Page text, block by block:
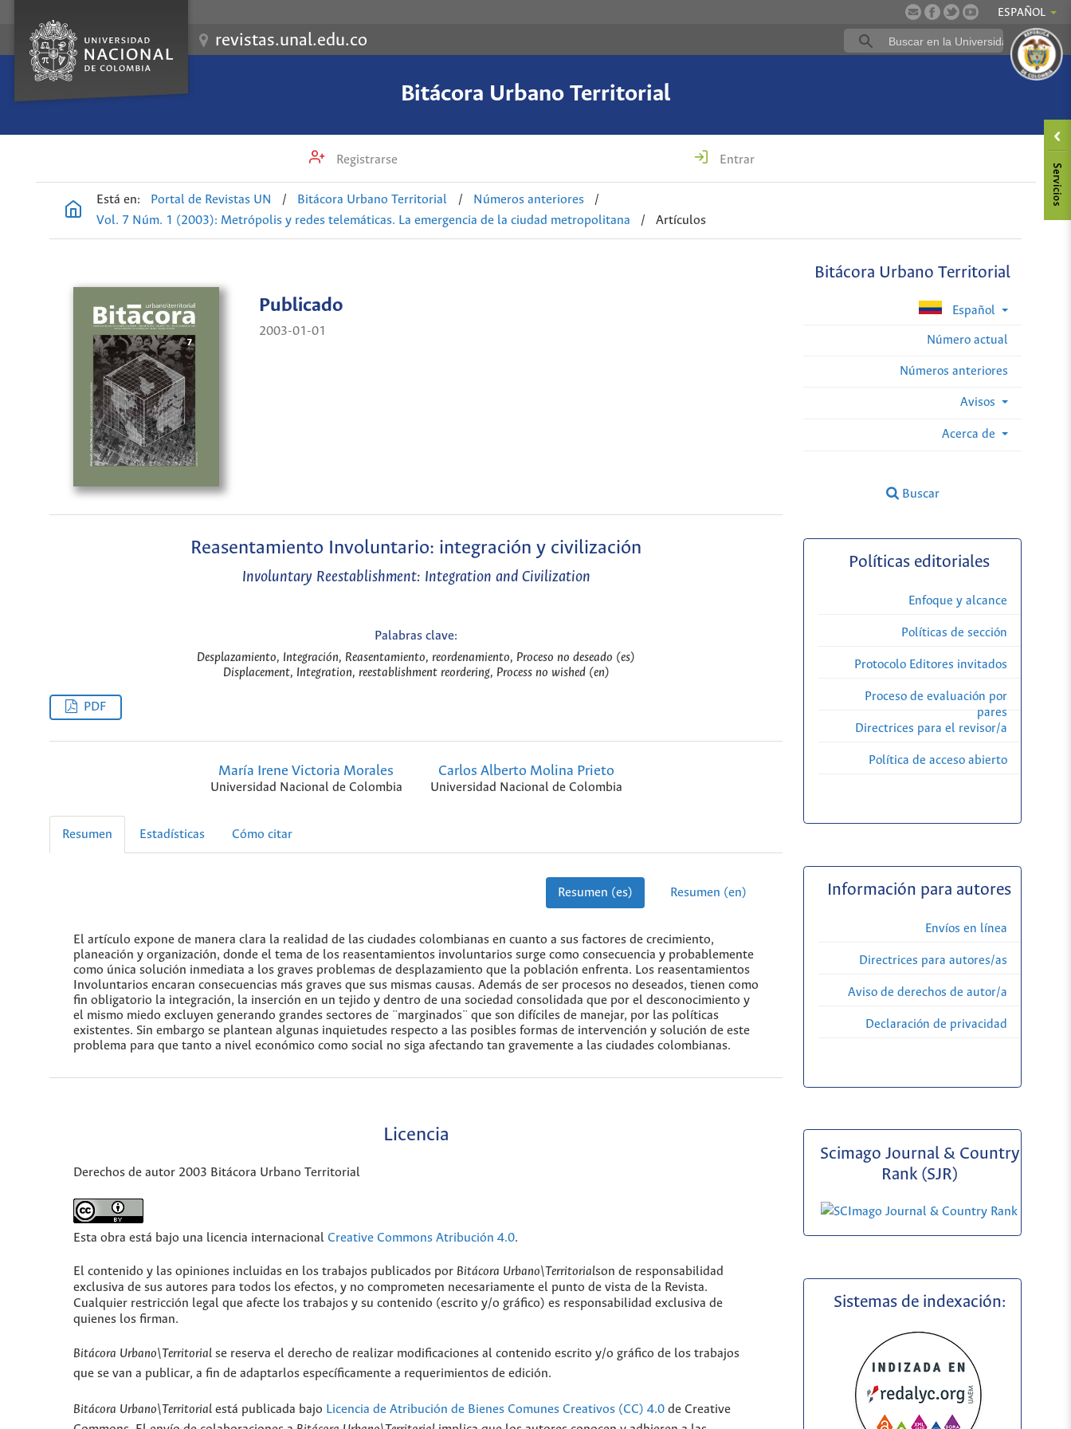
ESPAÑOL
revistas.unal.edu.co
Bitácora Urbano Territorial
Registrarse Entrar
Está en: Portal de Revistas UN / Bitácora Urbano Territorial / Números anteriores
/
Vol. 7 Núm. 1 (2003): Metrópolis y redes telemáticas. La emergencia de la ciudad metropolitana
/ Artículos
Bitácora Urbano Territorial
Español
Número actual
Números anteriores
Avisos
Acerca de
Buscar
Publicado
2003-01-01
Reasentamiento Involuntario: integración y civilización
Involuntary Reestablishment: Integration and Civilization
Palabras clave:
Desplazamiento, Integración, Reasentamiento, reordenamiento, Proceso no deseado (es)
Displacement, Integration, reestablishment reordering, Process no wished (en)
PDF
María Irene Victoria Morales
Universidad Nacional de Colombia
Carlos Alberto Molina Prieto
Universidad Nacional de Colombia
Resumen Estadísticas Cómo citar
Resumen (es) Resumen (en)
El artículo expone de manera clara la realidad de las ciudades colombianas en cuanto a sus factores de crecimiento,
planeación y organización, donde el tema de los reasentamientos involuntarios surge como consecuencia y probablemente
como única solución inmediata a los graves problemas de desplazamiento que la población enfrenta. Los reasentamientos
Involuntarios encaran consecuencias más graves que sus mismas causas. Además de ser procesos no deseados, tienen como
fin obligatorio la integración, la inserción en un tejido y dentro de una sociedad consolidada que por el desconocimiento y
el mismo miedo excluyen generando grandes sectores de ¨marginados¨ que son difíciles de manejar, por las políticas
existentes. Sin embargo se plantean algunas inquietudes respecto a las posibles formas de intervención y solución de este
problema para que tanto a nivel económico como social no siga afectando tan gravemente a las ciudades colombianas.
Licencia
Derechos de autor 2003 Bitácora Urbano Territorial
Esta obra está bajo una licencia internacional Creative Commons Atribución 4.0.
El contenido y las opiniones incluidas en los trabajos publicados por Bitácora Urbano\Territorialson de responsabilidad
exclusiva de sus autores para todos los efectos, y no comprometen necesariamente el punto de vista de la Revista.
Cualquier restricción legal que afecte los trabajos y su contenido (escrito y/o gráfico) es responsabilidad exclusiva de
quienes los firman.
Bitácora Urbano\Territorial se reserva el derecho de realizar modificaciones al contenido escrito y/o gráfico de los trabajos
que se van a publicar, a fin de adaptarlos específicamente a requerimientos de edición.
Bitácora Urbano\Territorial está publicada bajo Licencia de Atribución de Bienes Comunes Creativos (CC) 4.0 de Creative
Políticas editoriales
Enfoque y alcance
Políticas de sección
Protocolo Editores invitados
Proceso de evaluación por
pares
Directrices para el revisor/a
Política de acceso abierto
Información para autores
Envíos en línea
Directrices para autores/as
Aviso de derechos de autor/a
Declaración de privacidad
Scimago Journal & Country
Rank (SJR)
Sistemas de indexación: